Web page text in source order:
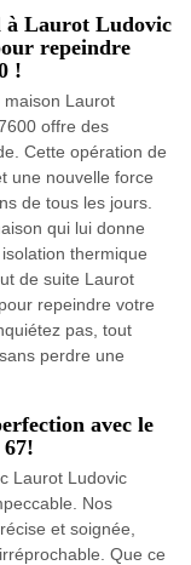
à Laurot Ludovic
repeindre
!
maison Laurot
offre des
Cette opération de
une nouvelle force
de tous les jours.
qui lui donne
thermique
de suite Laurot
repeindre votre
pas, tout
perdre une
avec le
Laurot Ludovic
Nos
et soignée,
Que ce